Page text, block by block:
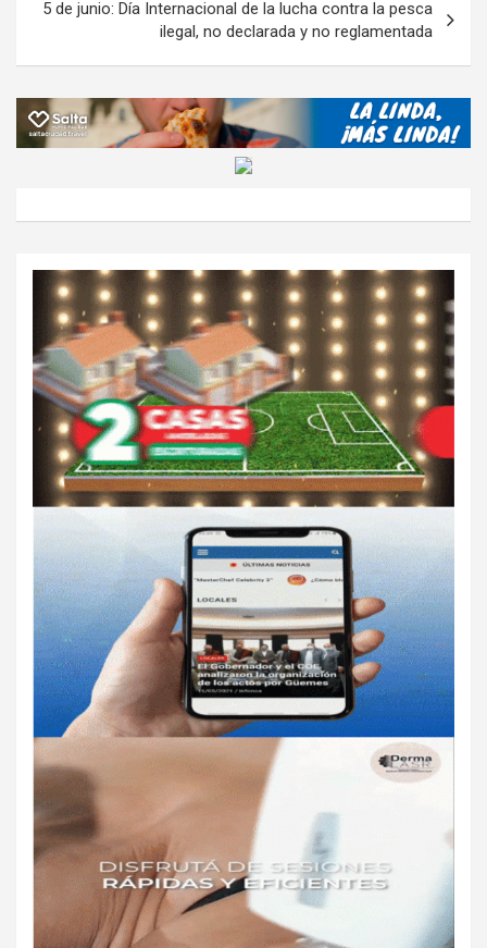
5 de junio: Día Internacional de la lucha contra la pesca
ilegal, no declarada y no reglamentada